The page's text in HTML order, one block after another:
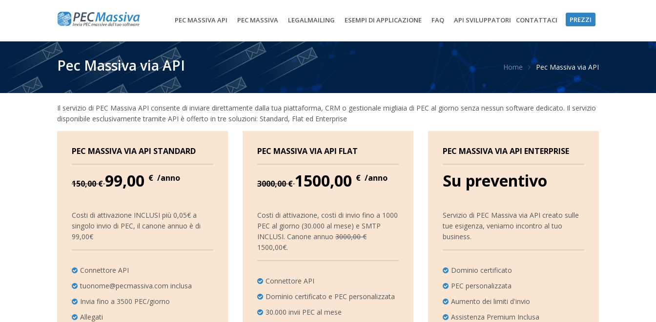
PEC MASSIVA API PEC MASSIVA LEGALMAILING ESEMPI DI APPLICAZIONE FAQ API SVILUPPATORI CONTATTACI PREZZI
Pec Massiva via API Home Pec Massiva via API
Il servizio di PEC Massiva API consente di inviare direttamente dalla tua piattaforma, CRM o gestionale migliaia di PEC al giorno senza nessun software dedicato. Il servizio
disponibile esclusivamente tramite API è offerto in tre soluzioni: Standard, Flat ed Enterprise
PEC MASSIVA VIA API STANDARD
150,00€ 99,00 € /anno
Costi di attivazione INCLUSI più 0,05€ a
singolo invio di PEC, il canone annuo è di
99,00€
Connettore API
tuonome@pecmassiva.com inclusa
Invia fino a 3500 PEC/giorno
Allegati
PEC MASSIVA VIA API FLAT
3000,00€ 1500,00 € /anno
Costi di attivazione, costi di invio fino a 1000
PEC al giorno (30.000 al mese) e SMTP
INCLUSI. Canone annuo 3000,00 €
1500,00€.
Connettore API
Dominio certificato e PEC personalizzata
30.000 invii PEC al mese
PEC MASSIVA VIA API ENTERPRISE
Su preventivo
Servizio di PEC Massiva via API creato sulle
tue esigenza, veniamo incontro al tuo
business.
Dominio certificato
PEC personalizzata
Aumento dei limiti d'invio
Assistenza Premium Inclusa